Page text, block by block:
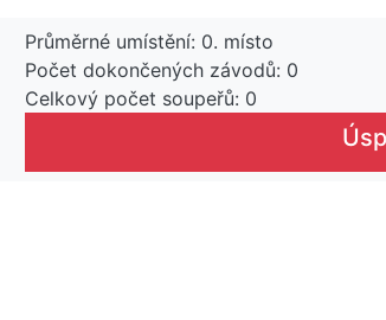
Průměrné umístění: 0. místo
Počet dokončených závodů: 0
Celkový počet soupeřů: 0